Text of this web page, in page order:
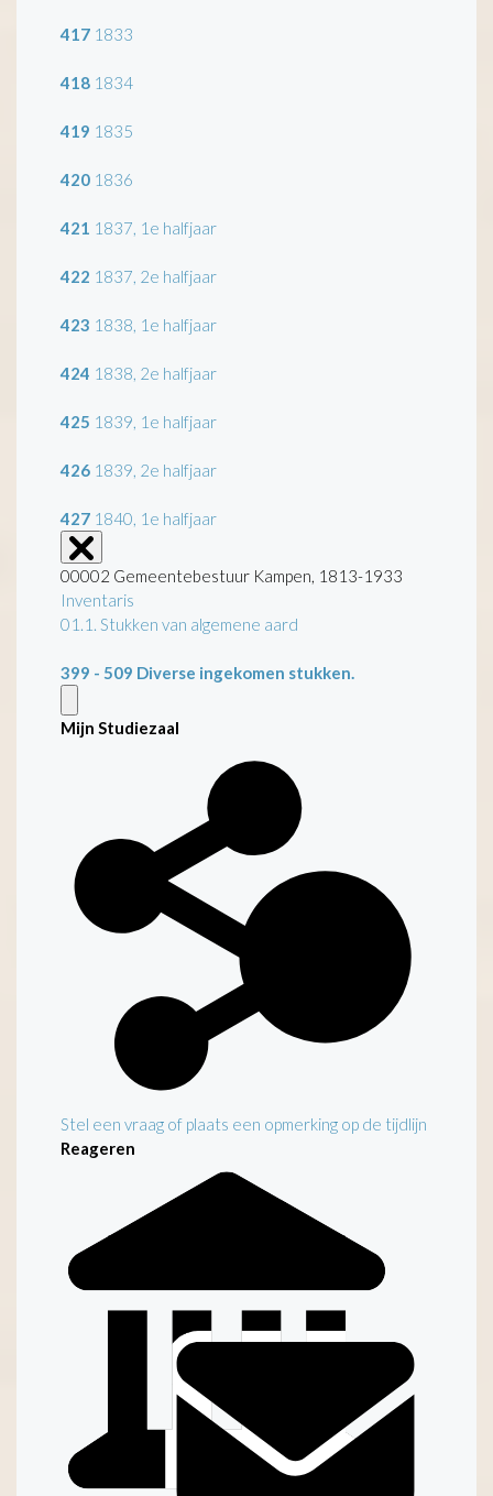
417 1833
418 1834
419 1835
420 1836
421 1837, 1e halfjaar
422 1837, 2e halfjaar
423 1838, 1e halfjaar
424 1838, 2e halfjaar
425 1839, 1e halfjaar
426 1839, 2e halfjaar
427 1840, 1e halfjaar
00002 Gemeentebestuur Kampen, 1813-1933
Inventaris
01.1. Stukken van algemene aard
399 - 509 Diverse ingekomen stukken.
Mijn Studiezaal
Stel een vraag of plaats een opmerking op de tijdlijn
Reageren